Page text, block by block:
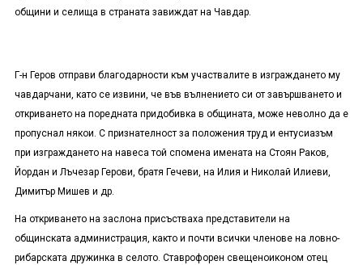
общини и селища в страната завиждат на Чавдар.
Г-н Геров отправи благодарности към участвалите в изграждането му
чавдарчани, като се извини, че във вълнението си от завършването и
откриването на поредната придобивка в общината, може неволно да е
пропуснал някои. С признателност за положения труд и ентусиазъм
при изграждането на навеса той спомена имената на Стоян Раков,
Йордан и Лъчезар Герови, братя Гечеви, на Илия и Николай Илиеви,
Димитър Мишев и др.
На откриването на заслона присъстваха представители на
общинската администрация, както и почти всички членове на ловно-
рибарската дружинка в селото. Ставрофорен свещеноиконом отец